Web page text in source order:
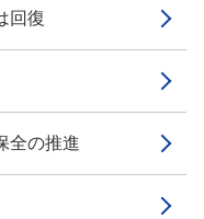
回復
全の推進